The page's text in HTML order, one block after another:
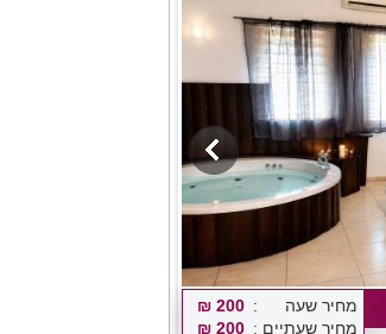
מחיר שעה
200 ₪
מחיר שעתיים
200 ₪